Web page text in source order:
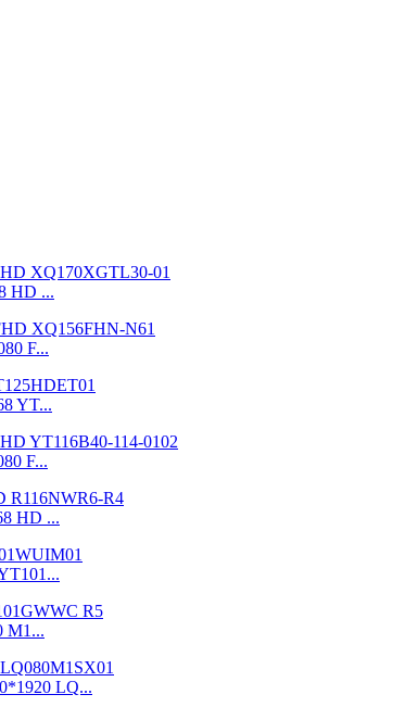
HD ...
F...
YT...
F...
HD ...
M1...
LQ...